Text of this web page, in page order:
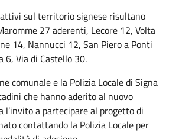
sul territorio signese risultano
27 aderenti, Lecore 12, Volta
14, Nannucci 12, San Piero a Ponti
6, Via di Castello 30.
comunale e la Polizia Locale di Signa
che hanno aderito al nuovo
l’invito a partecipare al progetto di
contattando la Polizia Locale per